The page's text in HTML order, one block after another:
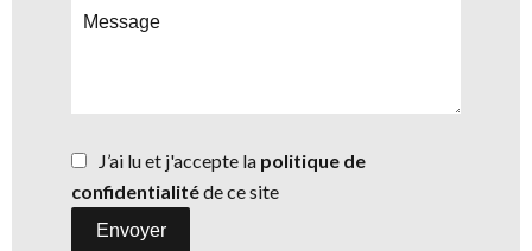
J’ai lu et j'accepte la politique de
confidentialitéde ce site
Envoyer